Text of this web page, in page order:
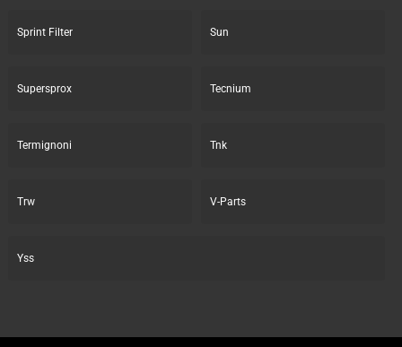
Sprint Filter Sun
Supersprox Tecnium
Termignoni Tnk
Trw V-Parts
Yss